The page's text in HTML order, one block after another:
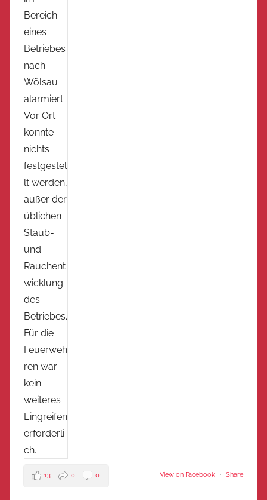
View on Facebook · Share
13 0 0